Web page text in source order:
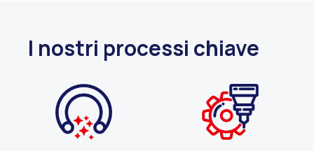
I nostri processi chiave